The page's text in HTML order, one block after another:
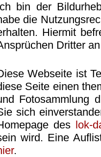
bin der
die
Hiermit
Dritter
Webseite ist
Seite einen
Fotosammlung
sich
des lok-
wird. Eine
.